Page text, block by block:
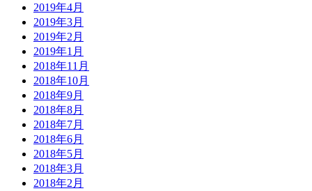
2019年4月
2019年3月
2019年2月
2019年1月
2018年11月
2018年10月
2018年9月
2018年8月
2018年7月
2018年6月
2018年5月
2018年3月
2018年2月